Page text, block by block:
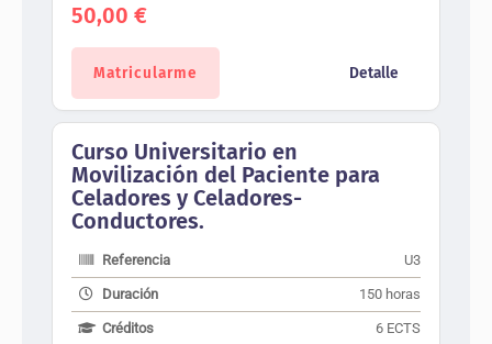
50,00 €
Matricularme Detalle
Curso Universitario en
Movilización del Paciente para
Celadores y Celadores-
Conductores.
Referencia U3
Duración 150 horas
Créditos 6 ECTS